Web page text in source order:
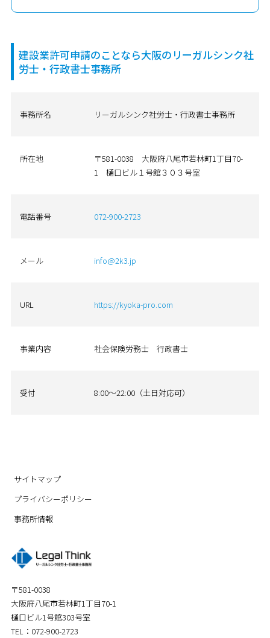
建設業許可申請のことなら大阪のリーガルシンク社
労士・行政書士事務所
事務所名 リーガルシンク社労士・行政書士事務所
所在地
〒581-0038 大阪府八尾市若林町1丁目70-
1 樋口ビル１号館３０３号室
電話番号 072-900-2723
メール info@2k3.jp
URL https://kyoka-pro.com
事業内容 社会保険労務士 行政書士
受付 8:00～22:00（土日対応可）
〒581-0038
大阪府八尾市若林町1丁目70-1
樋口ビル1号館303号室
TEL：072-900-2723
サイトマップ
プライバシーポリシー
事務所情報